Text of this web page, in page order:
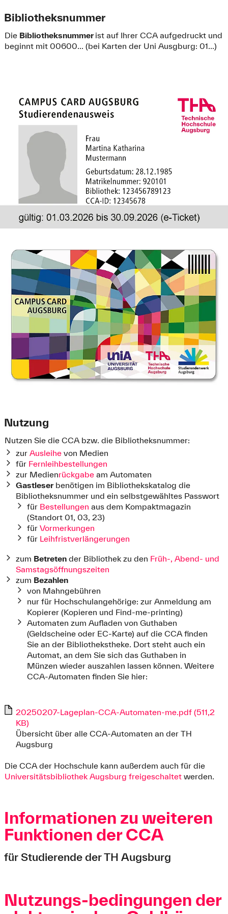
Bibliotheksnummer
Die Bibliotheksnummer ist auf Ihrer CCA aufgedruckt und
beginnt mit 00600... (bei Karten der Uni Ausgburg: 01...)
Nutzung
Nutzen Sie die CCA bzw. die Bibliotheksnummer:
zur Ausleihevon Medien
für Fernleihbestellungen
zur Medienrückgabeam Automaten
Gastleserbenötigen im Bibliothekskatalog die
Bibliotheksnummer und ein selbstgewähltes Passwort
für Bestellungen aus dem Kompaktmagazin
(Standort 01, 03, 23)
für Vormerkungen
für Leihfristverlängerungen
zum Betretender Bibliothek zu den Früh-, Abend- und
Samstagsöffnungszeiten
zum Bezahlen
von Mahngebühren
nur für Hochschulangehörige: zur Anmeldung am
Kopierer (Kopieren und Find-me-printing)
Automaten zum Aufladen von Guthaben
(Geldscheine oder EC-Karte) auf die CCA finden
Sie an der Bibliothekstheke. Dort steht auch ein
Automat, an dem Sie sich das Guthaben in
Münzen wieder auszahlen lassen können. Weitere
CCA-Automaten finden Sie hier:
20250207-Lageplan-CCA-Automaten-me.pdf (511,2
KB)
Übersicht über alle CCA-Automaten an der TH
Augsburg
Die CCA der Hochschule kann außerdem auch für die
Universitätsbibliothek Augsburg freigeschaltetwerden.
Informationen zu weiteren
Funktionen der CCA
für Studierende der TH Augsburg
Nutzungs-bedingungen der